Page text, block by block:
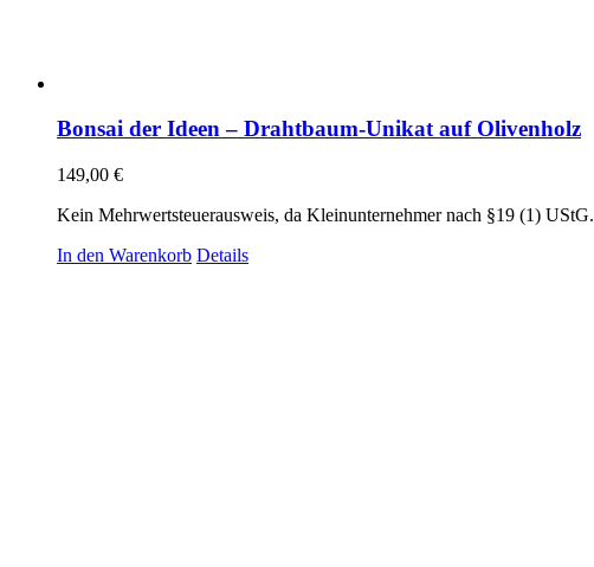
Bonsai der Ideen – Drahtbaum-Unikat auf Olivenholz
149,00 €
Kein Mehrwertsteuerausweis, da Kleinunternehmer nach §19 (1) UStG.
In den Warenkorb Details